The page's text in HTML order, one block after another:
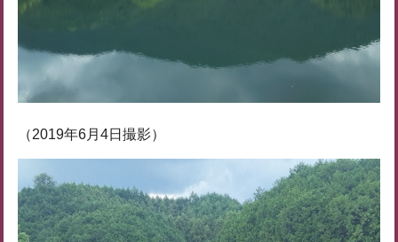
（2019年6月4日撮影）